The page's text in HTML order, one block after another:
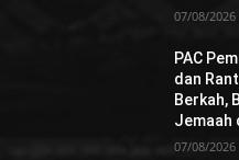
07/08/2026
PAC
dan
Berkah,
Jemaah
07/08/2026